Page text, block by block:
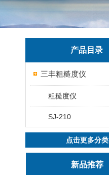
产品目录
三丰粗糙度仪
粗糙度仪
SJ-210
点击更多分类
新品推荐